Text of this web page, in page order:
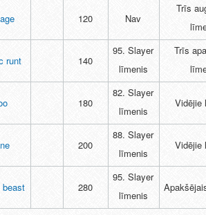
120 Nav
Trīs
runt 140
95. Slayer
līmenis
Trīs
180
82. Slayer
līmenis
Vidējie
200
88. Slayer
līmenis
Vidējie
beast 280
95. Slayer
līmenis